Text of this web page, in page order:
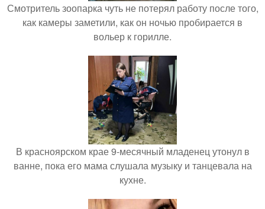
Смотритель зоопарка чуть не потерял работу после того,
как камеры заметили, как он ночью пробирается в
вольер к горилле.
В красноярском крае 9-месячный младенец утонул в
ванне, пока его мама слушала музыку и танцевала на
кухне.